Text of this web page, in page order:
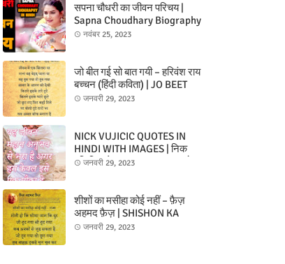
सपना चौधरी का जीवन परिचय |
Sapna Choudhary Biography
in hindi
नवंबर 25, 2023
जो बीत गई सो बात गयी – हरिवंश राय
बच्चन (हिंदी कविता) | JO BEET
GAYI SO BAAT GAYI KAVITA –
जनवरी 29, 2023
NICK VUJICIC QUOTES IN
HINDI WITH IMAGES | निक
वुजिसिस के उद्धरण/कथन/अनमोल
जनवरी 29, 2023
शीशों का मसीहा कोई नहीं – फ़ैज़
अहमद फ़ैज़ | SHISHON KA
MASIHA KOI NAHIN – FAIZ
जनवरी 29, 2023